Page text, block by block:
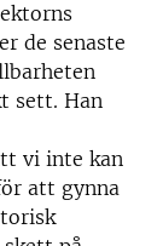
de senaste
sett. Han
vi inte kan
att gynna